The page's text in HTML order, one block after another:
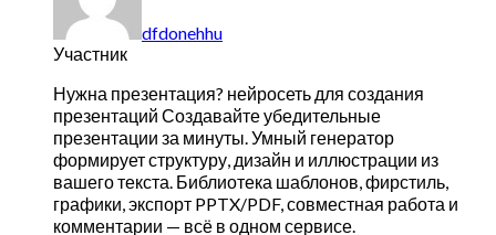
dfdonehhu
Участник
Нужна презентация? нейросеть для создания
презентаций Создавайте убедительные
презентации за минуты. Умный генератор
формирует структуру, дизайн и иллюстрации из
вашего текста. Библиотека шаблонов, фирстиль,
графики, экспорт PPTX/PDF, совместная работа и
комментарии — всё в одном сервисе.